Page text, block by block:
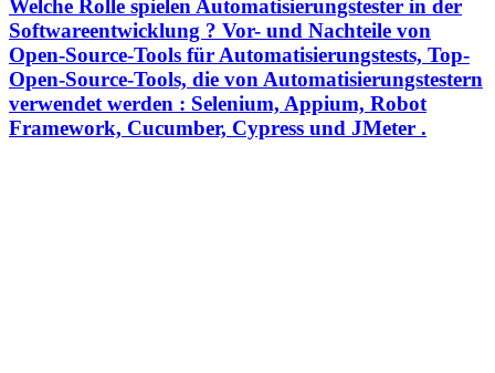
Welche Rolle spielen Automatisierungstester in der
Softwareentwicklung ? Vor- und Nachteile von
Open-Source-Tools für Automatisierungstests, Top-
Open-Source-Tools, die von Automatisierungstestern
verwendet werden : Selenium, Appium, Robot
Framework, Cucumber, Cypress und JMeter .